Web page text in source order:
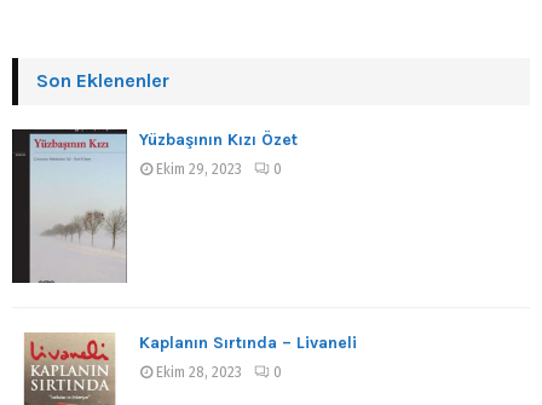
Son Eklenenler
Yüzbaşının Kızı Özet
Ekim 29, 2023 0
Kaplanın Sırtında – Livaneli
Ekim 28, 2023 0